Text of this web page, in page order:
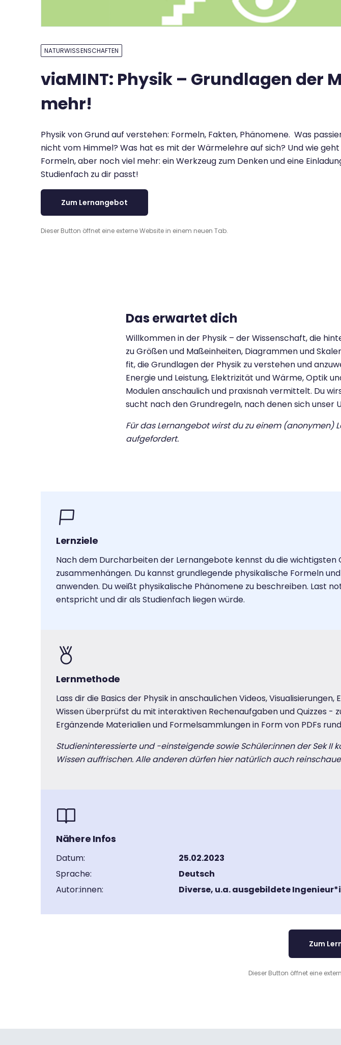
NATURWISSENSCHAFTEN
viaMINT: Physik – Grundlagen der
mehr!
Physik von Grund auf verstehen: Formeln, Fakten, Phänomene. Was
nicht vom Himmel? Was hat es mit der Wärmelehre auf sich? Und wie
Formeln, aber noch viel mehr: ein Werkzeug zum Denken und eine
Studienfach zu dir passt!
Zum Lernangebot
Dieser Button öffnet eine externe Website in einem neuen Tab.
Das erwartet dich
Willkommen in der Physik – der Wissenschaft, die
zu Größen und Maßeinheiten, Diagrammen und
fit, die Grundlagen der Physik zu verstehen und
Energie und Leistung, Elektrizität und Wärme, Optik
Modulen anschaulich und praxisnah vermittelt. Du
sucht nach den Grundregeln, nach denen sich unser
Für das Lernangebot wirst du zu einem (anonymen)
aufgefordert.
Lernziele
Nach dem Durcharbeiten der Lernangebote kennst du die wichtigsten
zusammenhängen. Du kannst grundlegende physikalische Formeln
anwenden. Du weißt physikalische Phänomene zu beschreiben. Last
entspricht und dir als Studienfach liegen würde.
Lernmethode
Lass dir die Basics der Physik in anschaulichen Videos,
Wissen überprüfst du mit interaktiven Rechenaufgaben und Quizzes -
Ergänzende Materialien und Formelsammlungen in Form von PDFs
Studieninteressierte und -einsteigende sowie Schüler:innen der Sek
Wissen auffrischen. Alle anderen dürfen hier natürlich auch
Nähere Infos
Datum:
25.02.2023
Sprache:
Deutsch
Autor:innen:
Diverse, u.a. ausgebildete
Zum
Dieser Button öffnet eine